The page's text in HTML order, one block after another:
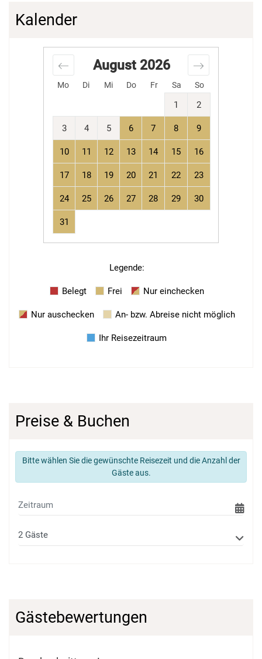
Kalender
Mo Di Mi Do Fr Sa So
August 2026
1 2
3 4 5 6 7 8 9
10 11 12 13 14 15 16
17 18 19 20 21 22 23
24 25 26 27 28 29 30
31
Legende:
Belegt Frei Nur einchecken
Nur auschecken An- bzw. Abreise nicht möglich
Ihr Reisezeitraum
Preise & Buchen
Bitte wählen Sie die gewünschte Reisezeit und die Anzahl der
Gäste aus.
Gästebewertungen